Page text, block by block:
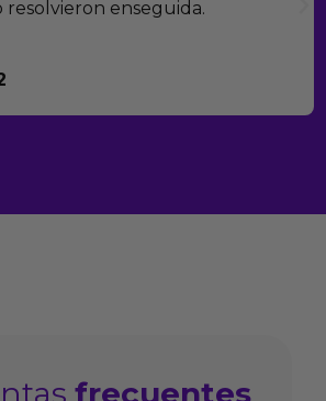
enseguida.
frecuentes